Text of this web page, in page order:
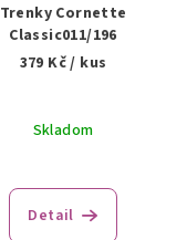
Trenky Cornette
Classic011/196
379 Kč/ kus
Skladom
Detail